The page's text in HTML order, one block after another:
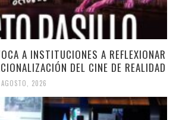
A INSTITUCIONES A REFLEXIONAR
DEL CINE DE REALIDAD
2026